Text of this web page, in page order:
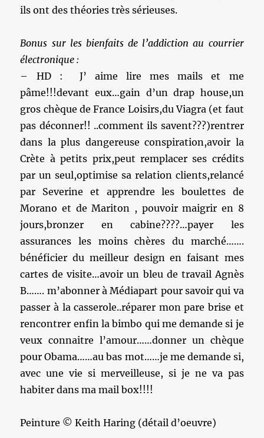
ils ont des théories très sérieuses.
Bonus sur les bienfaits de l’addiction au courrier
électronique :
– HD : J’ aime lire mes mails et me
pâme!!!devant eux…gain d’un drap house,un
gros chèque de France Loisirs,du Viagra (et faut
pas déconner!! ..comment ils savent???)rentrer
dans la plus dangereuse conspiration,avoir la
Crète à petits prix,peut remplacer ses crédits
par un seul,optimise sa relation clients,relancé
par Severine et apprendre les boulettes de
Morano et de Mariton , pouvoir maigrir en 8
jours,bronzer en cabine????…payer les
assurances les moins chères du marché…….
bénéficier du meilleur design en faisant mes
cartes de visite…avoir un bleu de travail Agnès
B……. m’abonner à Médiapart pour savoir qui va
passer à la casserole..réparer mon pare brise et
rencontrer enfin la bimbo qui me demande si je
veux connaitre l’amour……donner un chèque
pour Obama……au bas mot……je me demande si,
avec une vie si merveilleuse, si je ne va pas
habiter dans ma mail box!!!!
Peinture © Keith Haring (détail d’oeuvre)